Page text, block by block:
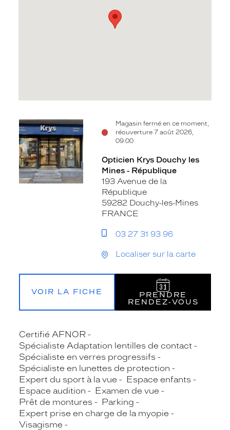
Magasin fermé en ce moment,
réouverture 7 août 2026,
09:00
Voir
la
fiche
Opticien Krys Douchy les
Mines - République
193 Avenue de la
République
59282 Douchy-les-Mines
FRANCE
03 27 31 93 96
Localiser sur la carte
VOIR LA FICHE
PRENDRE
RENDEZ‑VOUS
Certifié AFNOR
Spécialiste Adaptation lentilles de contact
Spécialiste en verres progressifs
Spécialiste en lunettes de protection
Expert du sport à la vue
Espace enfants
Espace audition
Examen de vue
Prêt de montures
Parking
Expert prise en charge de la myopie
Visagisme